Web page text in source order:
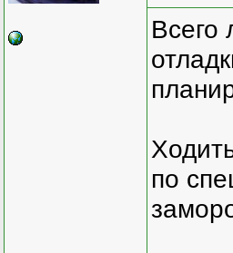
Всего
по